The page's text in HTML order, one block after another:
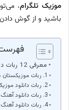
موزیک تلگرام،
باشید و از گوش
معرفی 12 ربات دانلود آهنگ تلگرام
1. ربات موزیکستان دنیای ترانه
2. ربات دانلود موزیک تلگرام آهنگیفای
3. ربات دانلود آهنگ تلگرام دیزر موزیک
4. ربات دانلود آهنگ تلگرام ملوبات